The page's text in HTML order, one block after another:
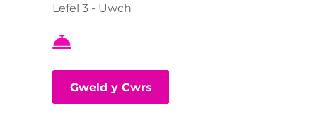
Lefel 3 - Uwch
Gweld y Cwrs